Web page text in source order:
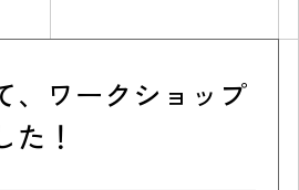
、ワークショップ
た！